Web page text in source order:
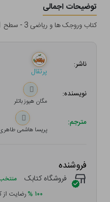
توضیحات اجمالی
کتاب وروجک ها و ریاضی 3 - سطح 1 اثر مگان هیوز باتلر نشر پرتقال
ناشر:
پرتقال
نویسنده:
مگان هیوز باتلر
مترجم:
پریسا هاشمی
فروشنده
فروشگاه کتابک
۱۰۰ %رضایت از